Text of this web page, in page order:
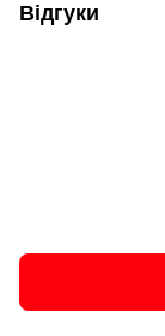
Відгуки